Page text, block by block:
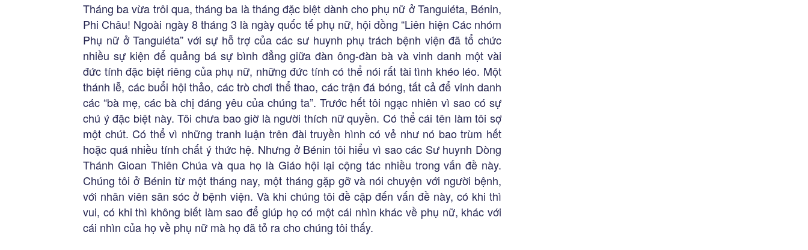
Tháng ba vừa trôi qua, tháng ba là tháng đặc biệt dành cho phụ nữ ở Tanguiéta, Bénin,
Phi Châu! Ngoài ngày 8 tháng 3 là ngày quốc tế phụ nữ, hội đồng “Liên hiện Các nhóm
Phụ nữ ở Tanguiéta” với sự hỗ trợ của các sư huynh phụ trách bệnh viện đã tổ chức
nhiều sự kiện để quảng bá sự bình đẳng giữa đàn ông-đàn bà và vinh danh một vài
đức tính đặc biệt riêng của phụ nữ, những đức tính có thể nói rất tài tình khéo léo. Một
thánh lễ, các buổi hội thảo, các trò chơi thể thao, các trận đá bóng, tất cả để vinh danh
các “bà mẹ, các bà chị đáng yêu của chúng ta”. Trước hết tôi ngạc nhiên vì sao có sự
chú ý đặc biệt này. Tôi chưa bao giờ là người thích nữ quyền. Có thể cái tên làm tôi sợ
một chút. Có thể vì những tranh luận trên đài truyền hình có vẻ như nó bao trùm hết
hoặc quá nhiều tính chất ý thức hệ. Nhưng ở Bénin tôi hiểu vì sao các Sư huynh Dòng
Thánh Gioan Thiên Chúa và qua họ là Giáo hội lại cộng tác nhiều trong vấn đề này.
Chúng tôi ở Bénin từ một tháng nay, một tháng gặp gỡ và nói chuyện với người bệnh,
với nhân viên săn sóc ở bệnh viện. Và khi chúng tôi đề cập đến vấn đề này, có khi thì
vui, có khi thì không biết làm sao để giúp họ có một cái nhìn khác về phụ nữ, khác với
cái nhìn của họ về phụ nữ mà họ đã tỏ ra cho chúng tôi thấy.